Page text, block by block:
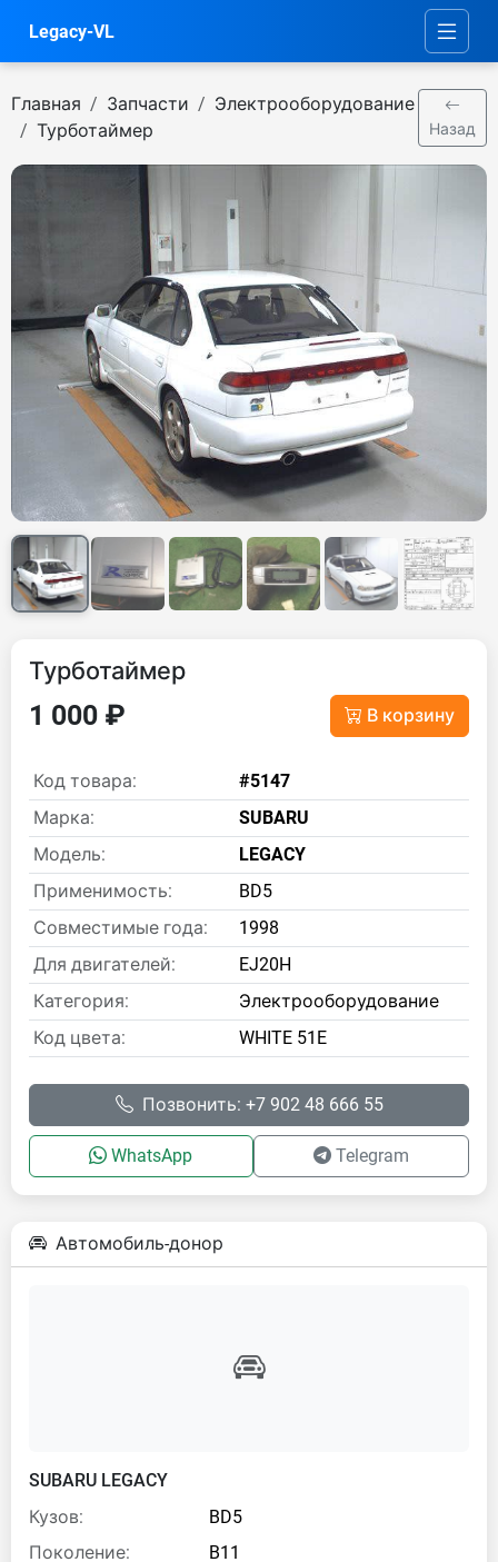
Legacy-VL
Главная Запчасти
Электрооборудование
Турботаймер
Назад
Турботаймер
1 000 ₽ В корзину
Код товара:
#5147
Марка:
SUBARU
Модель:
LEGACY
Применимость:
BD5
Совместимые года:
1998
Для двигателей:
EJ20H
Категория:
Электрооборудование
Код цвета:
WHITE 51E
Позвонить: +7 902 48 666 55
WhatsApp Telegram
Автомобиль-донор
SUBARU LEGACY
Кузов:
BD5
Поколение:
B11